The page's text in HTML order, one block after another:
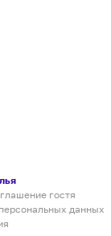
гостя
данных